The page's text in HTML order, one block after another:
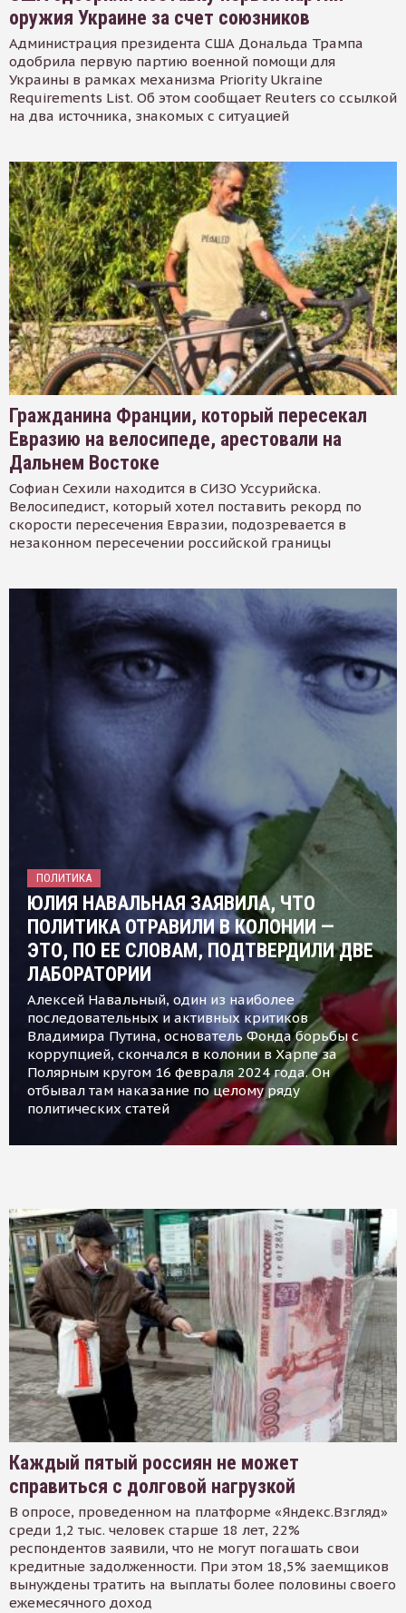
оружия Украине за счет союзников
Администрация президента США Дональда Трампа
одобрила первую партию военной помощи для
Украины в рамках механизма Priority Ukraine
Requirements List. Об этом сообщает Reuters со ссылкой
на два источника, знакомых с ситуацией
Гражданина Франции, который пересекал
Евразию на велосипеде, арестовали на
Дальнем Востоке
Софиан Сехили находится в СИЗО Уссурийска.
Велосипедист, который хотел поставить рекорд по
скорости пересечения Евразии, подозревается в
незаконном пересечении российской границы
ПОЛИТИКА
ЮЛИЯ НАВАЛЬНАЯ ЗАЯВИЛА, ЧТО
ПОЛИТИКА ОТРАВИЛИ В КОЛОНИИ —
ЭТО, ПО ЕЕ СЛОВАМ, ПОДТВЕРДИЛИ ДВЕ
ЛАБОРАТОРИИ
Алексей Навальный, один из наиболее
последовательных и активных критиков
Владимира Путина, основатель Фонда борьбы с
коррупцией, скончался в колонии в Харпе за
Полярным кругом 16 февраля 2024 года. Он
отбывал там наказание по целому ряду
политических статей
Каждый пятый россиян не может
справиться с долговой нагрузкой
В опросе, проведенном на платформе «Яндекс.Взгляд»
среди 1,2 тыс. человек старше 18 лет, 22%
респондентов заявили, что не могут погашать свои
кредитные задолженности. При этом 18,5% заемщиков
вынуждены тратить на выплаты более половины своего
ежемесячного доход